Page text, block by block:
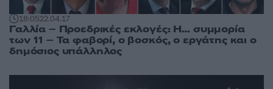
18:0522.04.17
Γαλλία – Προεδρικές εκλογές: Η… συμμορία
των 11 – Τα φαβορί, ο βοσκός, ο εργάτης και ο
δημόσιος υπάλληλος